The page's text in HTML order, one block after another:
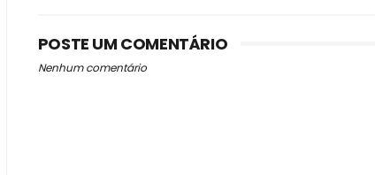
POSTE UM COMENTÁRIO
Nenhum comentário